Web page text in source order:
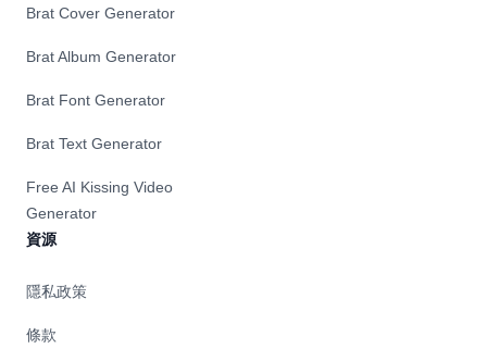
Brat Cover Generator
Brat Album Generator
Brat Font Generator
Brat Text Generator
Free AI Kissing Video
Generator
資源
隱私政策
條款